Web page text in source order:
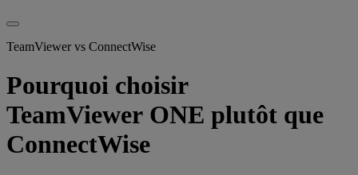
TeamViewer vs ConnectWise
Pourquoi choisir
TeamViewer ONE plutôt que
ConnectWise